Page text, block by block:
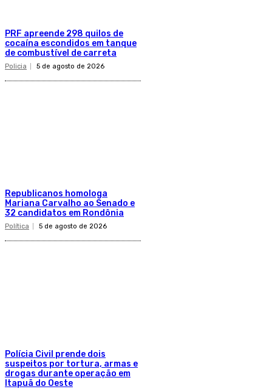
PRF apreende 298 quilos de
cocaína escondidos em tanque
de combustível de carreta
Policia 5 de agosto de 2026
Republicanos homologa
Mariana Carvalho ao Senado e
32 candidatos em Rondônia
Política 5 de agosto de 2026
Polícia Civil prende dois
suspeitos por tortura, armas e
drogas durante operação em
Itapuã do Oeste